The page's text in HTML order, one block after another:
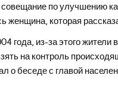
по улучшению
которая
года, из-за этого
на контроль
беседе с главой